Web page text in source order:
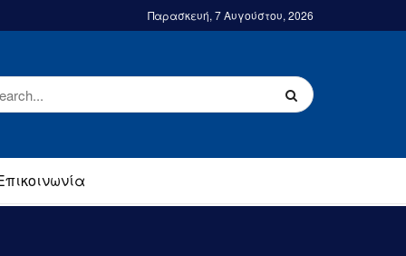
Παρασκευή, 7 Αυγούστου, 2026